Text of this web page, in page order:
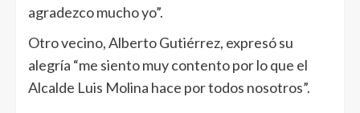
agradezco mucho yo”.
Otro vecino, Alberto Gutiérrez, expresó su
alegría “me siento muy contento por lo que el
Alcalde Luis Molina hace por todos nosotros”.